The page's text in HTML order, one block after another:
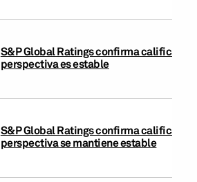
S&P Global Ratings confirma calificación
perspectiva es estable
S&P Global Ratings confirma calificación
perspectiva se mantiene estable